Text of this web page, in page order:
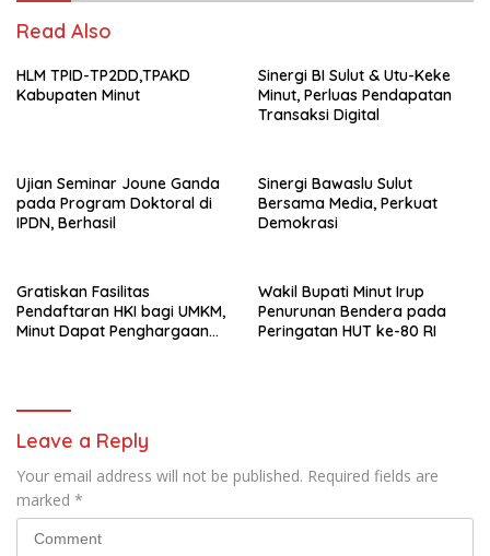
Read Also
HLM TPID-TP2DD,TPAKD
Kabupaten Minut
Sinergi BI Sulut & Utu-Keke
Minut, Perluas Pendapatan
Transaksi Digital
Ujian Seminar Joune Ganda
pada Program Doktoral di
IPDN, Berhasil
Sinergi Bawaslu Sulut
Bersama Media, Perkuat
Demokrasi
Gratiskan Fasilitas
Pendaftaran HKI bagi UMKM,
Minut Dapat Penghargaan
Wakil Bupati Minut Irup
Penurunan Bendera pada
Peringatan HUT ke-80 RI
Leave a Reply
Your email address will not be published. Required fields are
marked *